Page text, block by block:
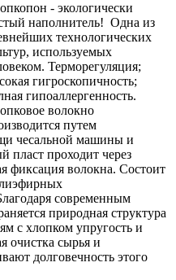
- экологически
наполнитель! Одна из
технологических
используемых
Терморегуляция;
гигроскопичность;
гипоаллергенность.
волокно
путем
чесальной машины и
пласт проходит через
фиксация волокна. Состоит
современным
природная структура
с хлопком упругость и
очистка сырья и
долговечность этого